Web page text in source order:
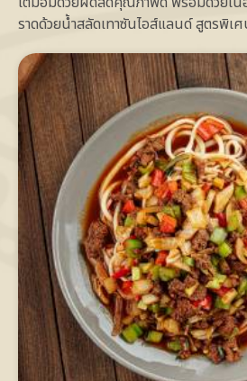
ราดด้วยน้ำสลัดเทาซันไอส์แลนด์ สูตรพิเ